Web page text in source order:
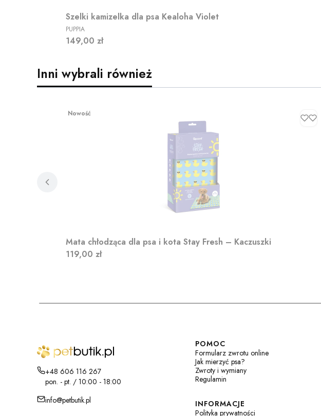
Szelki kamizelka dla psa Kealoha Violet
PRODUCENT
PUPPIA
Cena
149,00 zł
Inni wybrali również
Nowość
Mata chłodząca dla psa i kota Stay Fresh – Kaczuszki
Cena
119,00 zł
+48 606 116 267
pon. - pt. / 10:00 - 18:00
info@petbutik.pl
Linki w stopce
POMOC
Formularz zwrotu online
Jak mierzyć psa?
Zwroty i wymiany
Regulamin
INFORMACJE
Polityka prywatności